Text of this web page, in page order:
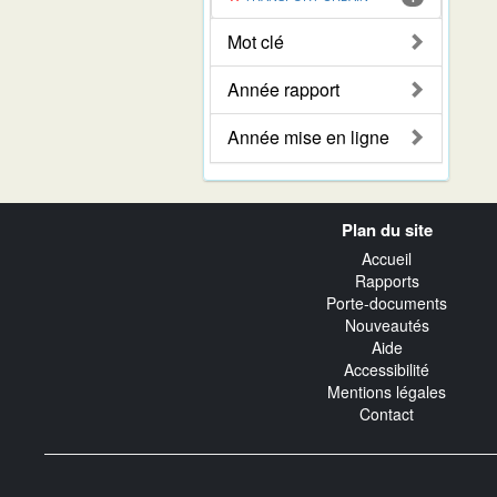
Mot clé
Année rapport
Année mise en ligne
Plan du site
Accueil
Rapports
Porte-documents
Nouveautés
Aide
Accessibilité
Mentions légales
Contact